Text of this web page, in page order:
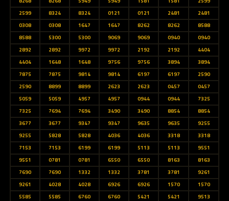
2599
8324 8324 0121 0121 2481
2481
0308
0308 1647 1647 8262 8262
8588
8588
5300 5300 9069 9069 0940
0940
2892
2892 9972 9972 2192 2192
4404
4404
1648 1648 9756 9756 3894
3894
7875
7875 9814 9814 6197 6197
2590
2590
8899 8899 2623 2623 0457
0457
5059
5059 4957 4957 0944 0944
7325
7325
7694 7694 3490 3490 8854
8854
3677
3677 9347 9347 9635 9635
9255
9255
5828 5828 4036 4036 3318
3318
7153
7153 6199 6199 5113 5113
9551
9551
0781 0781 6550 6550 8163
8163
7690
7690 1332 1332 3781 3781
9261
9261
4028 4028 6926 6926 1570
1570
5585
5585 6760 6760 5421 5421
9513